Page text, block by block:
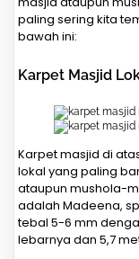
paling sering kita
bawah ini:
Karpet Masjid
Karpet masjid di
lokal yang paling
ataupun mushola-
adalah Madeena,
tebal 5-6 mm
lebarnya dan 5,7